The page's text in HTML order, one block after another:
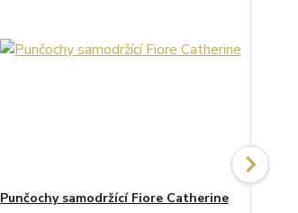
Punčochy samodržící Fiore Catherine